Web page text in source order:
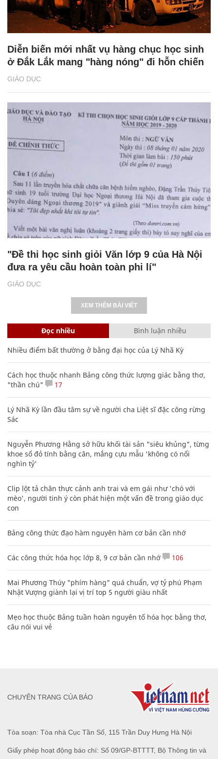
GIÁO DỤC
Diễn biến mới nhất vụ hàng chục học sinh
ở Đắk Lắk mang "hàng nóng" đi hỗn chiến
GIÁO DỤC
"Đề thi học sinh giỏi Văn lớp 9 của Hà Nội
đưa ra yêu cầu hoàn toàn phi lí"
XEM THÊM BÀI VIẾT
Đọc nhiều Bình luận nhiều
Nhiều điểm bất thường ở bằng đại học của Lý Nhã Kỳ
Cách học thuộc nhanh Bảng công thức lượng giác bằng thơ,
"thần chú"
17
Lý Nhã Kỳ lần đầu tâm sự về người cha Liệt sĩ đặc công rừng
Sác
Nguyễn Phương Hằng sở hữu khối tài sản "siêu khủng", từng
khoe sổ đỏ tính bằng cân, mắng cựu mẫu 'không có nổi
nghìn tỷ'
Clip lột tả chân thực cảnh anh trai và em gái như 'chó với
mèo', người tinh ý còn phát hiện một vấn đề trong giáo dục
con
Bảng công thức đạo hàm nguyên hàm cơ bản cần nhớ
Các công thức hóa học lớp 8, 9 cơ bản cần nhớ 106
Mai Phương Thúy "phím hàng" quá chuẩn, vợ tỷ phú Phạm
Nhật Vượng giành lại vị trí top 5 người giàu nhất
Mẹo học thuộc Bảng tuần hoàn nguyên tố hóa học bằng thơ,
câu nói vui vẻ
Tòa soạn: Tòa nhà Cục Tần Số, 115 Trần Duy Hưng Hà Nội
Giấy phép hoạt động báo chí: Số 09/GP-BTTTT, Bộ Thông tin và
CHUYÊN TRANG CỦA BÁO